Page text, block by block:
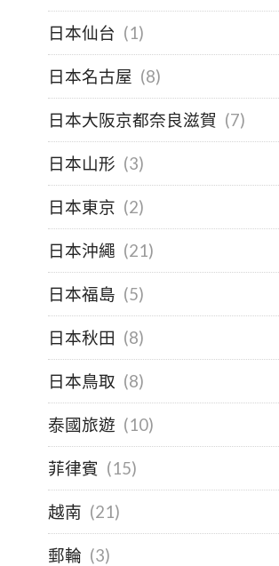
日本仙台 (1)
日本名古屋 (8)
日本大阪京都奈良滋賀 (7)
日本山形 (3)
日本東京 (2)
日本沖繩 (21)
日本福島 (5)
日本秋田 (8)
日本鳥取 (8)
泰國旅遊 (10)
菲律賓 (15)
越南 (21)
郵輪 (3)